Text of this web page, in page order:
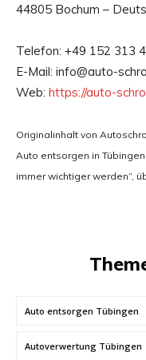
44805 Bochum –
Telefon: +49 152 313
E-Mail: info@auto-
Web: https://auto-
Originalinhalt von
Auto entsorgen in
immer wichtiger werden“,
Auto entsorgen Tübingen
Autoverwertung Tübingen